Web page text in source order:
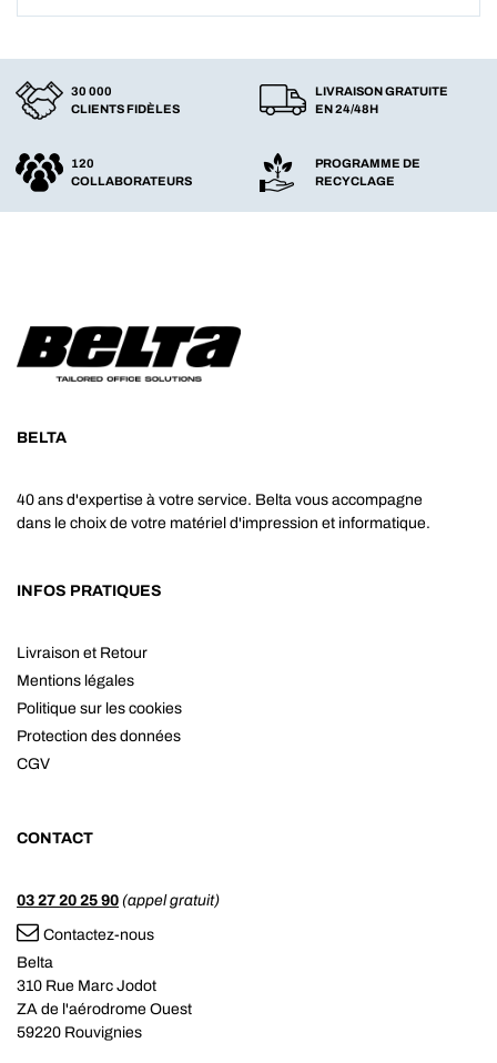
30 000
CLIENTS FIDÈLES
LIVRAISON GRATUITE
EN 24/48H
120
COLLABORATEURS
PROGRAMME DE
RECYCLAGE
BELTA
40 ans d'expertise à votre service. Belta vous accompagne
dans le choix de votre matériel d'impression et informatique.
INFOS PRATIQUES
Livraison et Retour
Mentions légales
Politique sur les cookies
Protection des données
CGV
CONTACT
03 27 20 25 90 (appel gratuit)
Contactez-nous
Belta
310 Rue Marc Jodot
ZA de l'aérodrome Ouest
59220 Rouvignies